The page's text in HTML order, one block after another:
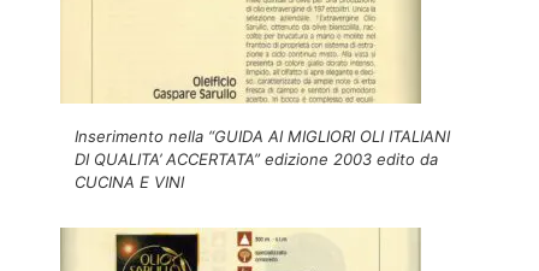
Inserimento nella “GUIDA AI MIGLIORI OLI ITALIANI
DI QUALITA’ ACCERTATA” edizione 2003 edito da
CUCINA E VINI